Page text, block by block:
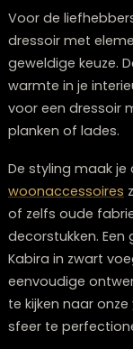
zijn verfijnde
collectie
compleet te
ervoor dat je
wanddecoratie
2:
hout
Voor de
dressoir met
geweldige
warmte in je
voor een